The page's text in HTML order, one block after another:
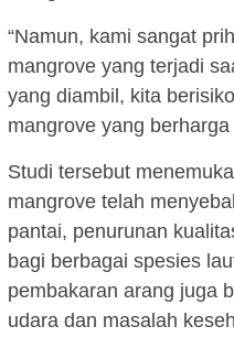
“Namun, kami sangat
mangrove yang terjadi
yang diambil, kita
mangrove yang berharga
Studi tersebut
mangrove telah
pantai, penurunan
bagi berbagai spesies
pembakaran arang juga
udara dan masalah